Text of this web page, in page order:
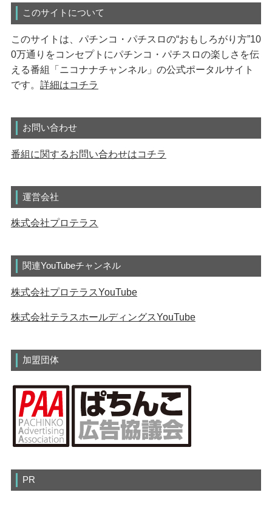
このサイトについて
このサイトは、パチンコ・パチスロの“おもしろがり方”10
0万通りをコンセプトにパチンコ・パチスロの楽しさを伝
える番組「ニコナナチャンネル」の公式ポータルサイト
です。 詳細はコチラ
お問い合わせ
番組に関するお問い合わせはコチラ
運営会社
株式会社プロテラス
関連YouTubeチャンネル
株式会社プロテラスYouTube
株式会社テラスホールディングスYouTube
加盟団体
PR